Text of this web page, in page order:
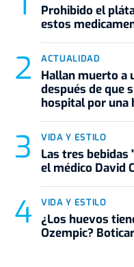
Prohibido el
estos
ACTUALIDAD
Hallan muerto a
después de que
hospital por una
VIDA Y ESTILO
Las tres bebidas
el médico David
VIDA Y ESTILO
¿Los huevos
Ozempic?